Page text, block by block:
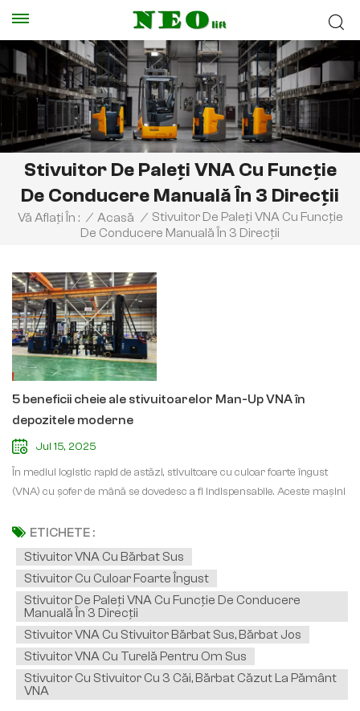
Stivuitor De Paleți VNA Cu Funcție
De Conducere Manuală În 3 Direcții
Vă Aflați În : / Acasă / Stivuitor De Paleți VNA Cu Funcție
De Conducere Manuală În 3 Direcții
5 beneficii cheie ale stivuitoarelor Man-Up VNA în
depozitele moderne
Jul 15, 2025
În mediul logistic rapid de astăzi, stivuitoare cu culoar foarte îngust
(VNA) cu șofer de mână se dovedesc a fi indispensabile. Aceste mașini
ridicare cu baterii litiu de 80V - transformă modul în care depozitele
gestionează depozitarea la nivel înalt.1. Vizibilitate și siguranță
îmbunătățite pentru operatorSpre deosebire de stivuitoarele
tradiționale, Modelele VNA cu funcție de ridicare a încărcăturii permit
operatorilor să urce odată cu sarcina, oferind o vizibilitate mai bună
pentru stivuire și recuperare precise — esențială în special în culoare
înguste.2. Optimizarea spațiuluiCu capacitatea de a opera pe culoare
de până la 1,6–2 metri, aceste stivuitoare ajută depozitele creșterea
densității de stocare cu până la 40% comparativ cu modelele
convenționale.3. Avantajele bateriei cu litiuCel/Cea/Cei/Cele Baterie
ETICHETE :
Stivuitor VNA Cu Bărbat Sus
Stivuitor Cu Culoar Foarte Îngust
Stivuitor De Paleți VNA Cu Funcție De Conducere
Manuală În 3 Direcții
Stivuitor VNA Cu Stivuitor Bărbat Sus, Bărbat Jos
Stivuitor VNA Cu Turelă Pentru Om Sus
Stivuitor Cu Stivuitor Cu 3 Căi, Bărbat Căzut La Pământ
VNA